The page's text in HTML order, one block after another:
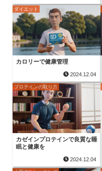
ダイエット
カロリーで健康管理
2024.12.04
プロテインの取り方
カゼインプロテインで良質な睡
眠と健康を
2024.12.04